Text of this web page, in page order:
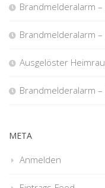
Brandmelderalarm
Brandmelderalarm
Ausgelöster
Brandmelderalarm
META
Anmelden